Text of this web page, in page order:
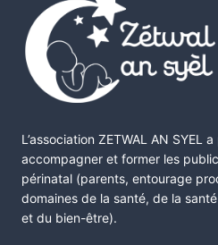
L’association ZETWAL AN SYEL
accompagner et former les
périnatal (parents, entourage
domaines de la santé, de la
et du bien-être).